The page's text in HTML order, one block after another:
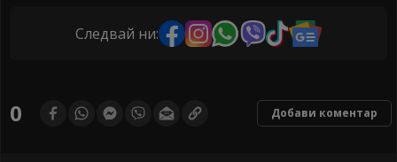
Следвай ни:
0 Добави коментар